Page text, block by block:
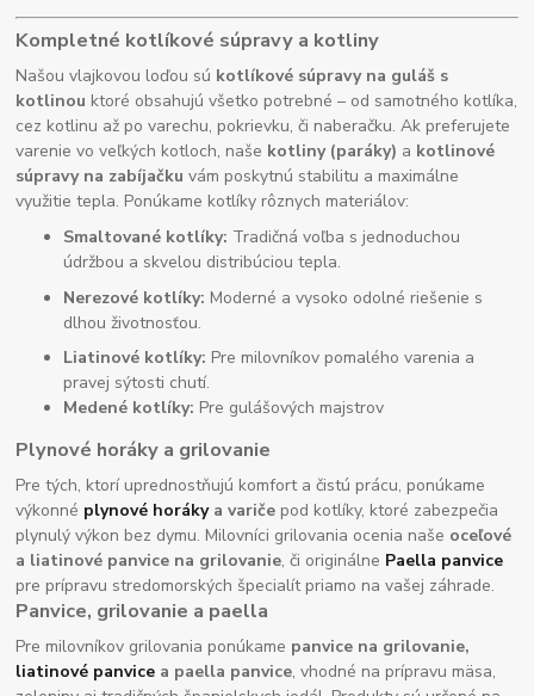
Kompletné kotlíkové súpravy a kotliny
Našou vlajkovou loďou sú kotlíkové súpravy na guláš s
kotlinou ktoré obsahujú všetko potrebné – od samotného kotlíka,
cez kotlinu až po varechu, pokrievku, či naberačku. Ak preferujete
varenie vo veľkých kotloch, naše kotliny (paráky) a kotlinové
súpravy na zabíjačku vám poskytnú stabilitu a maximálne
využitie tepla. Ponúkame kotlíky rôznych materiálov:
Smaltované kotlíky: Tradičná voľba s jednoduchou
údržbou a skvelou distribúciou tepla.
Nerezové kotlíky: Moderné a vysoko odolné riešenie s
dlhou životnosťou.
Liatinové kotlíky: Pre milovníkov pomalého varenia a
pravej sýtosti chutí.
Medené kotlíky: Pre gulášových majstrov
Plynové horáky a grilovanie
Pre tých, ktorí uprednostňujú komfort a čistú prácu, ponúkame
výkonné plynové horákya variče pod kotlíky, ktoré zabezpečia
plynulý výkon bez dymu. Milovníci grilovania ocenia naše oceľové
a liatinové panvice na grilovanie, či originálne Paella panvice
pre prípravu stredomorských špecialít priamo na vašej záhrade.
Panvice, grilovanie a paella
Pre milovníkov grilovania ponúkame panvice na grilovanie,
liatinové panvice a paella panvice, vhodné na prípravu mäsa,